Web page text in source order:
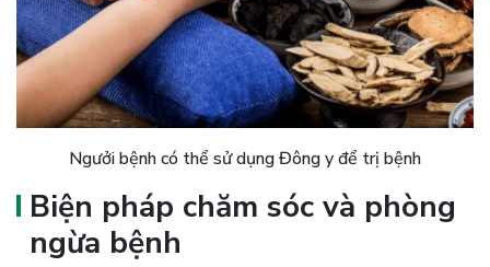
Ngưởi bệnh có thể sử dụng Đông y để trị bệnh
Biện pháp chăm sóc và phòng
ngừa bệnh